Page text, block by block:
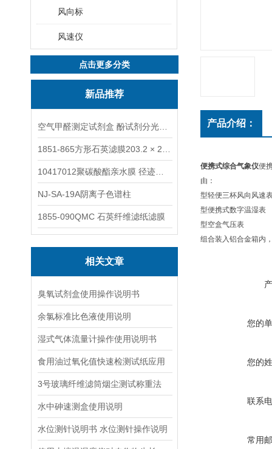
风向标
风速仪
点击更多分类
新品推荐
NJ-SA-19A阴离子色谱柱
1855-090QMC 石英纤维滤纸滤膜
相关文章
臭氧试剂盒使用操作说明书
余氯标准比色液使用说明
湿式气体流量计操作使用说明书
食用油过氧化值快速检测试纸应用
3号玻璃纤维滤筒烟尘测试称重法
水中砷速测盒使用说明
水位测针说明书 水位测针操作说明
产品介绍：
便携式综合气象仪便
由：
型轻便三杯风向风速
型便携式数字温湿表
型空盒气压表
组合装入铝合金箱内
您的
您的
联系
常用